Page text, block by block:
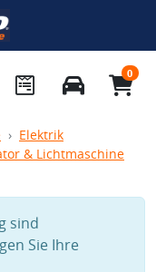
0
Elektrik
& Lichtmaschine
sind
Sie Ihre